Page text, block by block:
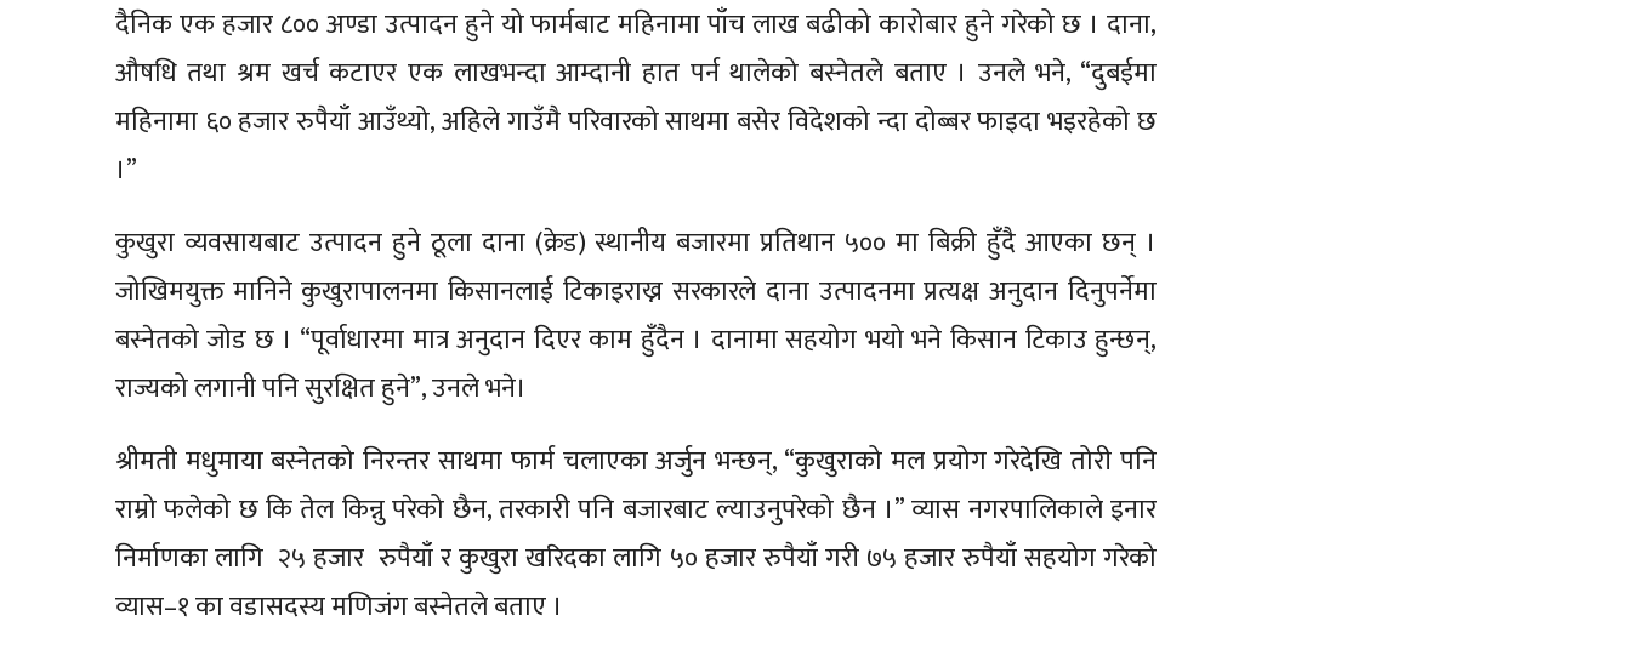
दैनिक एक हजार ८०० अण्डा उत्पादन हुने यो फार्मबाट महिनामा पाँच लाख बढीको कारोबार हुने गरेको छ । दाना,
औषधि तथा श्रम खर्च कटाएर एक लाखभन्दा आम्दानी हात पर्न थालेको बस्नेतले बताए । उनले भने, “दुबईमा
महिनामा ६० हजार रुपैयाँ आउँथ्यो, अहिले गाउँमै परिवारको साथमा बसेर विदेशको न्दा दोब्बर फाइदा भइरहेको छ
।”
कुखुरा व्यवसायबाट उत्पादन हुने ठूला दाना (क्रेड) स्थानीय बजारमा प्रतिथान ५०० मा बिक्री हुँदै आएका छन् ।
जोखिमयुक्त मानिने कुखुरापालनमा किसानलाई टिकाइराख्न सरकारले दाना उत्पादनमा प्रत्यक्ष अनुदान दिनुपर्नेमा
बस्नेतको जोड छ । “पूर्वाधारमा मात्र अनुदान दिएर काम हुँदैन । दानामा सहयोग भयो भने किसान टिकाउ हुन्छन्,
राज्यको लगानी पनि सुरक्षित हुने”, उनले भने।
श्रीमती मधुमाया बस्नेतको निरन्तर साथमा फार्म चलाएका अर्जुन भन्छन्, “कुखुराको मल प्रयोग गरेदेखि तोरी पनि
राम्रो फलेको छ कि तेल किन्नु परेको छैन, तरकारी पनि बजारबाट ल्याउनुपरेको छैन ।” व्यास नगरपालिकाले इनार
निर्माणका लागि २५ हजार रुपैयाँ र कुखुरा खरिदका लागि ५० हजार रुपैयाँ गरी ७५ हजार रुपैयाँ सहयोग गरेको
व्यास–१ का वडासदस्य मणिजंग बस्नेतले बताए ।